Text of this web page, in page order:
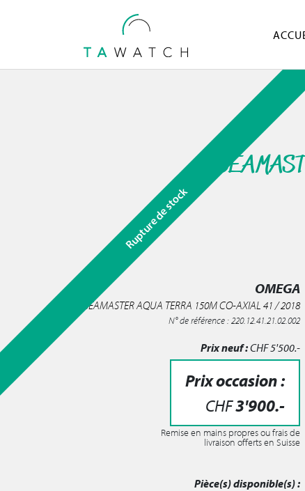
OMEGA
SEAMASTER AQUA TERRA 150M CO-AXIAL 41 / 2018
N° de référence : 220.12.41.21.02.002
Prix neuf :CHF5'500.-
Prix occasion :
CHF3'900.-
Remise en mains propres ou frais de
livraison offerts en Suisse
Pièce(s) disponible(s) :
Rupture de stock